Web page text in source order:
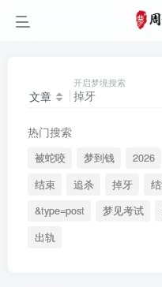
文章
开启梦境搜索
热门搜索
被蛇咬 梦到钱 2026
结束
追杀 掉牙
&type=post
梦见考试
出轨